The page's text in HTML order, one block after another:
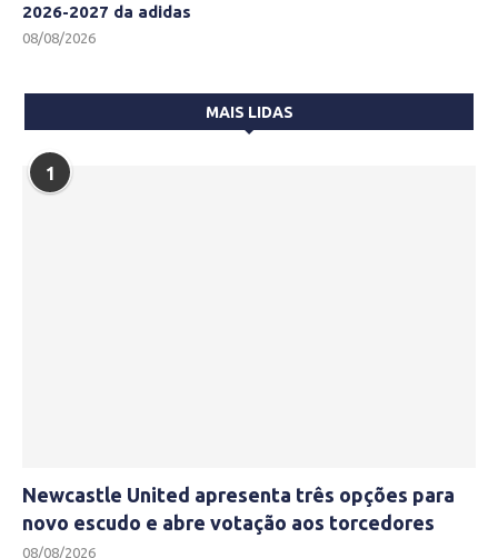
2026-2027 da adidas
08/08/2026
MAIS LIDAS
1
Newcastle United apresenta três opções para
novo escudo e abre votação aos torcedores
08/08/2026